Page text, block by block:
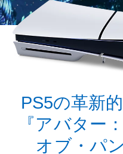
PS5の革新
『アバター
オブ・パ